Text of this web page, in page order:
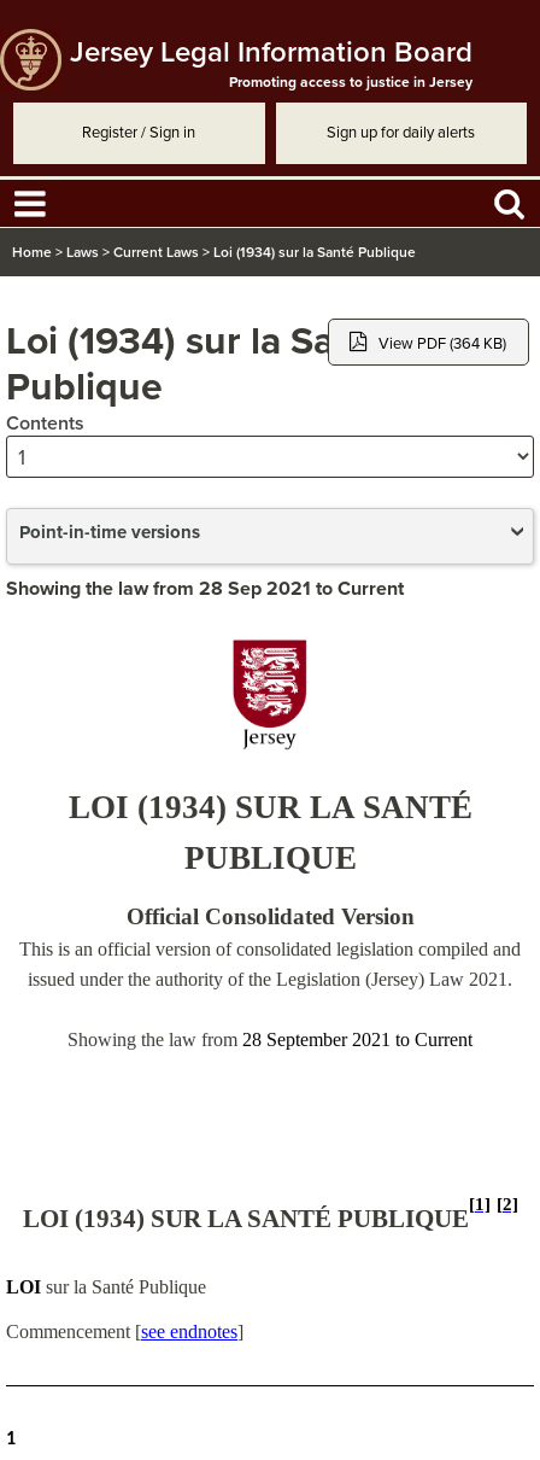
Jersey Legal Information Board
Promoting access to justice in Jersey
Register / Sign in Sign up for daily alerts
Home > Laws > Current Laws > Loi (1934) sur la Santé Publique
Loi (1934) sur la Santé
Publique
View PDF (364 KB)
Contents
Point-in-time versions
Showing the law from 28 Sep 2021 to Current
LOI (1934) SUR LA SANTÉ
PUBLIQUE
Official Consolidated Version
This is an official version of consolidated legislation compiled and
issued under the authority of the Legislation (Jersey) Law 2021.
Showing the law from 28 September 2021 to Current
LOI (1934) SUR LA SANTÉ PUBLIQUE[1] [2]
LOI sur la Santé Publique
Commencement [see endnotes]
1